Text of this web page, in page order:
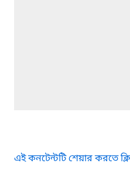
এই কনটেন্টটি শেয়ার করতে